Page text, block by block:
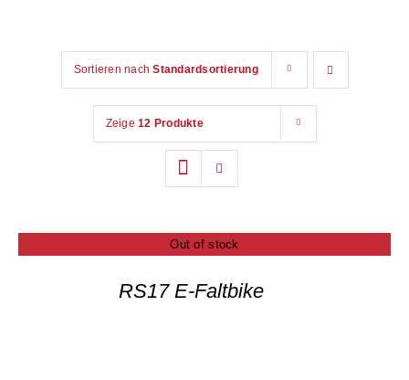
Kontakt
Sortieren nachStandardsortierung
Zeige12 Produkte
Out of stock
RS17 E-Faltbike